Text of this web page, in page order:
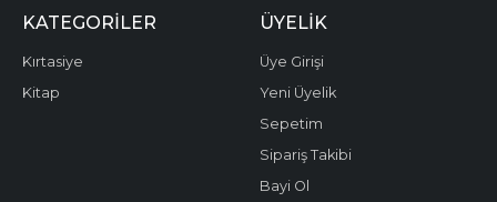
KATEGORILER
Kırtasiye
Kitap
ÜYELIK
Üye Girişi
Yeni Üyelik
Sepetim
Sipariş Takibi
Bayi Ol